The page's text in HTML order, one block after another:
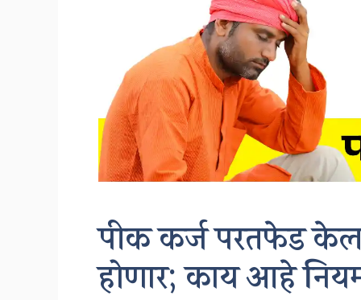
पीक कर्ज परतफेड
होणार; काय आहे